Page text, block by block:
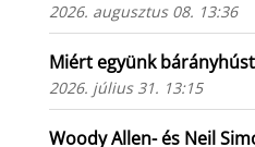
2026. augusztus 08. 13:36
Miért együnk
2026. július 31. 13:15
Woody Allen- és Neil